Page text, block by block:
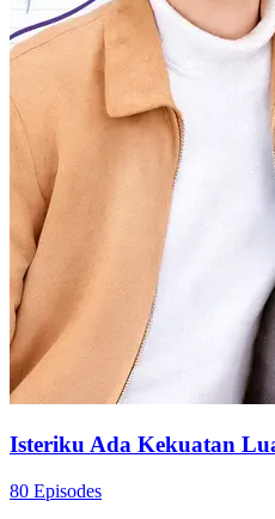
Isteriku Ada Kekuatan
80 Episodes